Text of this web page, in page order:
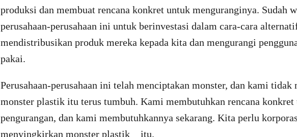
produksi dan membuat rencana konkret untuk menguranginya. Sudah
perusahaan-perusahaan ini untuk berinvestasi dalam cara-cara
mendistribusikan produk mereka kepada kita dan mengurangi
pakai.
Perusahaan-perusahaan ini telah menciptakan monster, dan kami tidak
monster plastik itu terus tumbuh. Kami membutuhkan rencana konkret
pengurangan, dan kami membutuhkannya sekarang. Kita perlu
menyingkirkan monster plastik
itu.